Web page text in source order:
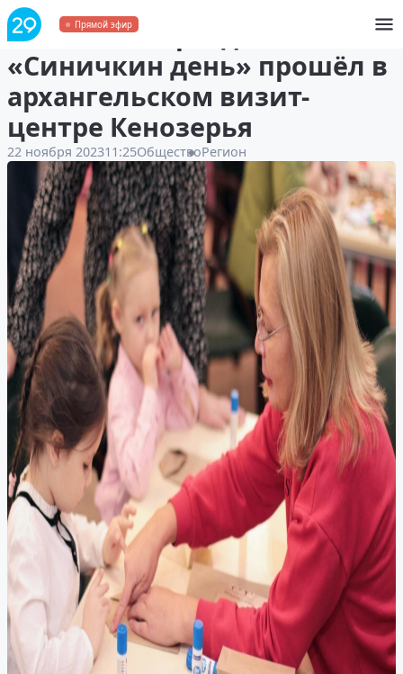
Прямой эфир
Семейный праздник
«Синичкин день» прошёл в
архангельском визит-
центре Кенозерья
22 ноября 202311:25ОбществоРегион